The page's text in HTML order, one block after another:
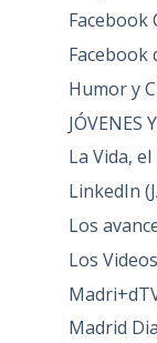
Facebook
Facebook
Humor y
JÓVENES
La Vida,
LinkedIn
Los
Los
Madrid